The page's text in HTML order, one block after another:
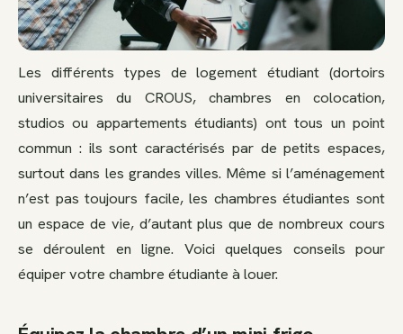
Les différents types de logement étudiant (dortoirs
universitaires du CROUS, chambres en colocation,
studios ou appartements étudiants) ont tous un point
commun : ils sont caractérisés par de petits espaces,
surtout dans les grandes villes. Même si l’aménagement
n’est pas toujours facile, les chambres étudiantes sont
un espace de vie, d’autant plus que de nombreux cours
se déroulent en ligne. Voici quelques conseils pour
équiper votre chambre étudiante à louer.